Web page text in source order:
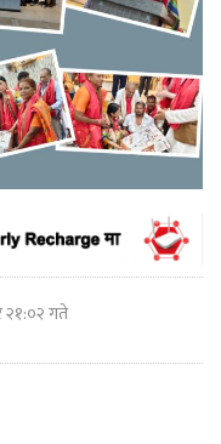
२१:०२ गते